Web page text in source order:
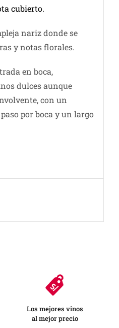
cubierto.
nariz donde se
y notas florales.
en boca,
dulces aunque
con un
por boca y un largo
Los mejores vinos
al mejor precio